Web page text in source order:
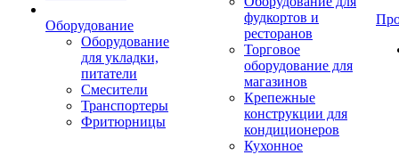
Оборудование
Оборудование
для укладки,
питатели
Смесители
Транспортеры
Фритюрницы
фудкортов и
ресторанов
Торговое
оборудование для
магазинов
Крепежные
конструкции для
кондиционеров
Кухонное